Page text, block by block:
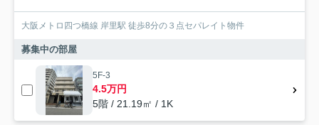
大阪メトロ四つ橋線 岸里駅 徒歩8分の３点セパレイト物件
募集中の部屋
5F-3
4.5万円
5階 / 21.19㎡ / 1K